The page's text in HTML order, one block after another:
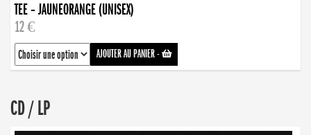
TEE – JAUNEORANGE (UNISEX)
12 €
AJOUTER AU PANIER-
CD / LP